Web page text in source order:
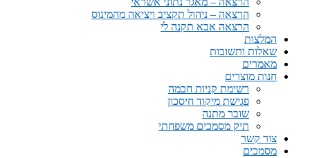
הרצאה – ניהול תקציב ויציאה מהמינוס
הרצאה אבא תקנה לי
המלצות
שאלות ותשובות
מאמרים
חנות מוצרים
רשימת קניות חכמה
פגישת מיקוד חיסכון
שובר מתנה
תיק מסמכים משפחתי
צור קשר
מסמכים